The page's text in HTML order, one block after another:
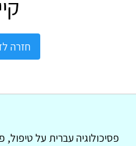
חזרה
פסיכולוגיה עברית על טיפול,